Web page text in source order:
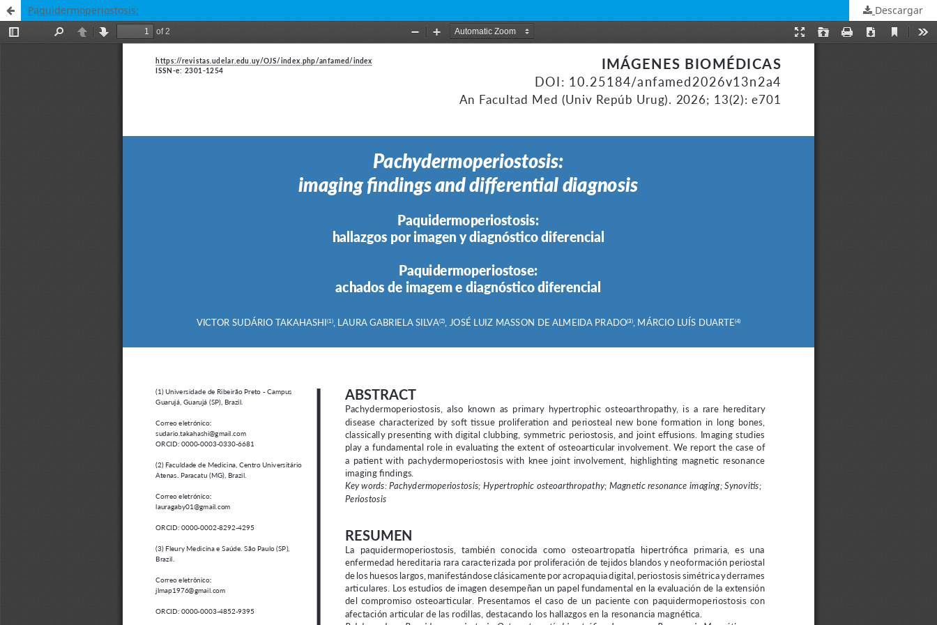
Paquidermoperiostosis: Descargar